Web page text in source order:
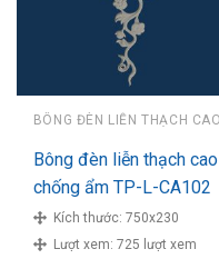
Bông đèn liễn thạch cao
chống ẩm TP-L-CA102
Kích thước: 750x230
Lượt xem: 725 lượt xem